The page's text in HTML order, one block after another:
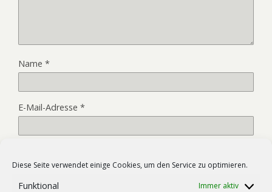
Diese Seite verwendet einige Cookies, um den Service zu optimieren.
Funktional Immer aktiv
Name *
E-Mail-Adresse *